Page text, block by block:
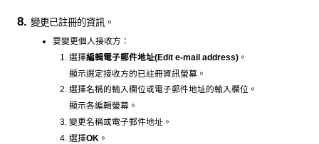
變更已註冊的資訊。
要變更個人接收方：
選擇編輯電子郵件地址(Edit e-mail address) 。
顯示選定接收方的已註冊資訊螢幕。
選擇名稱的輸入欄位或電子郵件地址的輸入欄位。
顯示各編輯螢幕。
變更名稱或電子郵件地址。
選擇OK 。